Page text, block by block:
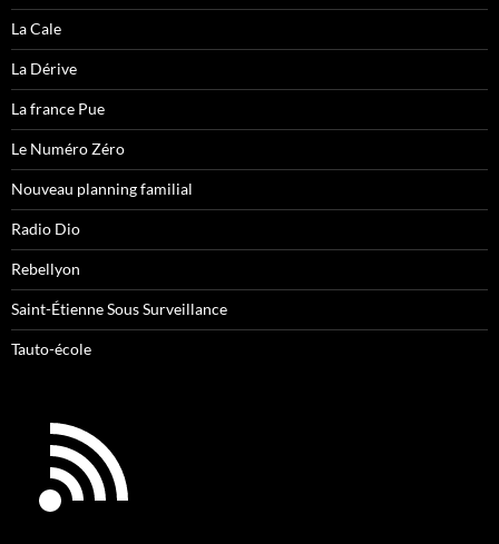
La Cale
La Dérive
La france Pue
Le Numéro Zéro
Nouveau planning familial
Radio Dio
Rebellyon
Saint-Étienne Sous Surveillance
Tauto-école